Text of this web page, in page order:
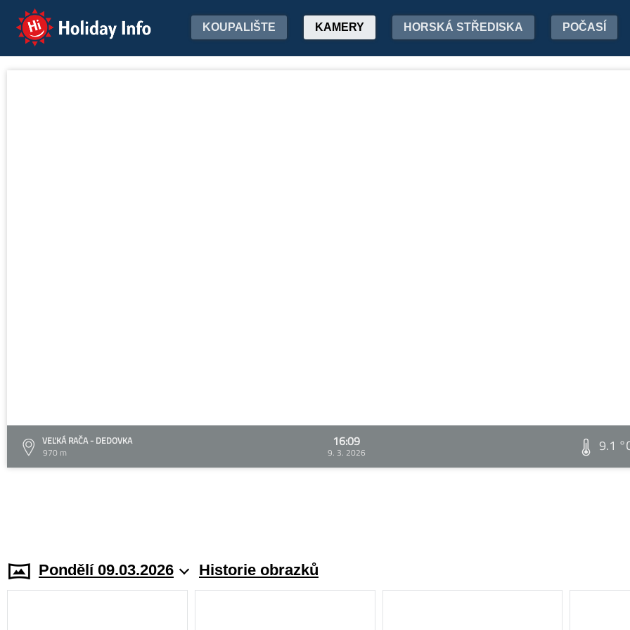
Holiday Info KOUPALIŠTE KAMERY HORSKÁ STŘEDISKA POČASÍ
VEĽKÁ RAČA - DEDOVKA
970 m
16:09
9. 3. 2026 9.1
Pondělí 09.03.2026 Historie obrazků